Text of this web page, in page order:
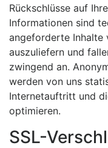
Rückschlüsse auf
Informationen sind
angeforderte Inhalte
auszuliefern und
zwingend an.
werden von uns
Internetauftritt und
optimieren.
SSL-